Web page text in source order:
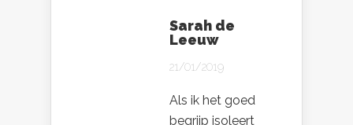
Sarah de
Leeuw
21/01/2019
Als ik het goed
begrijp isoleert